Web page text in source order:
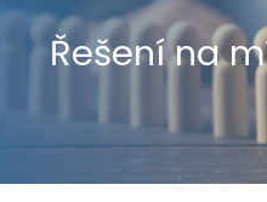
Řešení na